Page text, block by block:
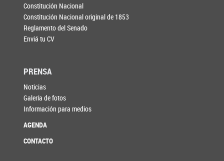
Constitución Nacional
Constitución Nacional original de 1853
Reglamento del Senado
Enviá tu CV
PRENSA
Noticias
Galería de fotos
Información para medios
AGENDA
CONTACTO